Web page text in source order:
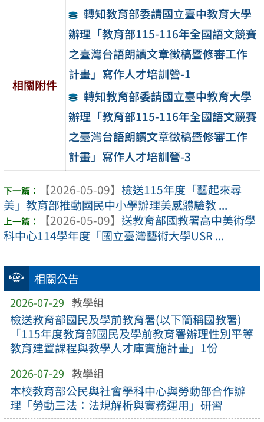
相關公告
2026-07-29 教學組
檢送教育部國民及學前教育署(以下簡稱國教署)
「115年度教育部國民及學前教育署辦理性別平等
教育建置課程與教學人才庫實施計畫」1份
2026-07-29 教學組
本校教育部公民與社會學科中心與勞動部合作辦
理「勞動三法：法規解析與實務運用」研習
相關附件
轉知教育部委請國立臺中教育大學
辦理「教育部115-116年全國語文競賽
之臺灣台語朗讀文章徵稿暨修審工作
計畫」寫作人才培訓營-1
轉知教育部委請國立臺中教育大學
辦理「教育部115-116年全國語文競賽
之臺灣台語朗讀文章徵稿暨修審工作
計畫」寫作人才培訓營-3
【2026-05-09】 檢送115年度「藝起來尋
美」教育部推動國民中小學辦理美感體驗教 ...
【2026-05-09】 送教育部國教署高中美術學
科中心114學年度「國立臺灣藝術大學USR ...